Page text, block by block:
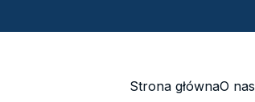
Strona głównaO nas